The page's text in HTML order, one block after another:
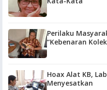
Perilaku
“Kebenaran
Hoax Alat KB,
Menyesatkan